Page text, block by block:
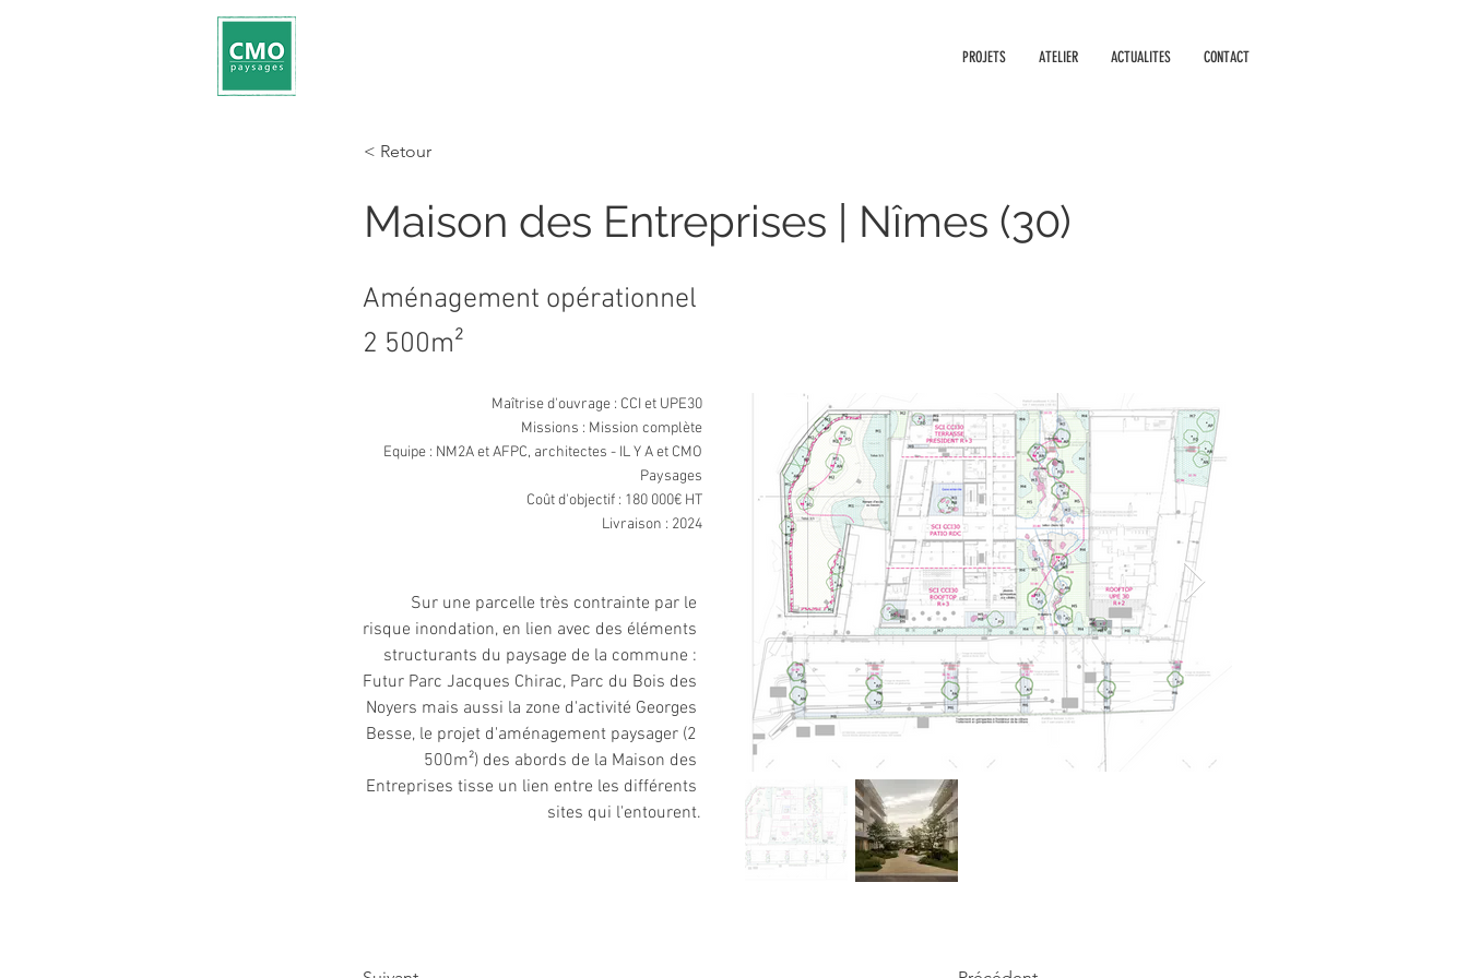
PROJETS ATELIER ACTUALITES CONTACT
< Retour
Maison des Entreprises | Nîmes (30)
Aménagement opérationnel
2 500m²
Maîtrise d'ouvrage : CCI et UPE30
Missions : Mission complète
Equipe : NM2A et AFPC, architectes - IL Y A et CMO
Paysages
Coût d'objectif : 180 000€ HT
Livraison : 2024
Sur une parcelle très contrainte par le
risque inondation, en lien avec des éléments
structurants du paysage de la commune :
Futur Parc Jacques Chirac, Parc du Bois des
Noyers mais aussi la zone d'activité Georges
Besse, le projet d'aménagement paysager (2
500m²) des abords de la Maison des
Entreprises tisse un lien entre les différents
sites qui l'entourent.